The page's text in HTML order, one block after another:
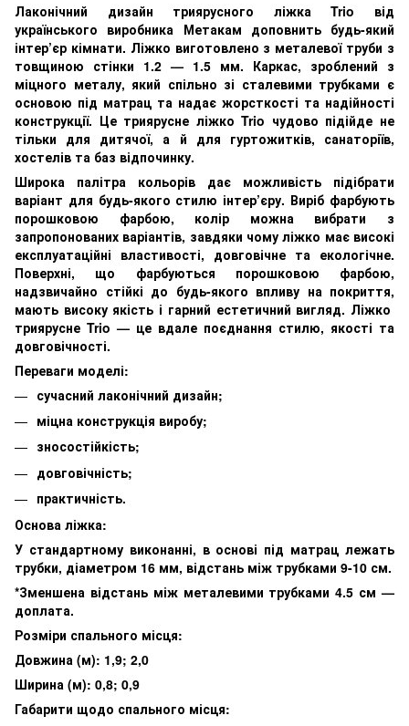
Лаконічний дизайн триярусного ліжка Trio від
українського виробника Метакам доповнить будь-який
інтер’єр кімнати. Ліжко виготовлено з металевої труби з
товщиною стінки 1.2 — 1.5 мм. Каркас, зроблений з
міцного металу, який спільно зі сталевими трубками є
основою під матрац та надає жорсткості та надійності
конструкції. Це триярусне ліжко Trio чудово підійде не
тільки для дитячої, а й для гуртожитків, санаторіїв,
хостелів та баз відпочинку.
Широка палітра кольорів дає можливість підібрати
варіант для будь-якого стилю інтер’єру. Виріб фарбують
порошковою фарбою, колір можна вибрати з
запропонованих варіантів, завдяки чому ліжко має високі
експлуатаційні властивості, довговічне та екологічне.
Поверхні, що фарбуються порошковою фарбою,
надзвичайно стійкі до будь-якого впливу на покриття,
мають високу якість і гарний естетичний вигляд. Ліжко
триярусне Trio — це вдале поєднання стилю, якості та
довговічності.
Переваги моделі:
сучасний лаконічний дизайн;
міцна конструкція виробу;
зносостійкість;
довговічність;
практичність.
Основа ліжка:
У стандартному виконанні, в основі під матрац лежать
трубки, діаметром 16 мм, відстань між трубками 9-10 см.
*Зменшена відстань між металевими трубками 4.5 см —
доплата.
Розміри спального місця:
Довжина (м): 1,9; 2,0
Ширина (м): 0,8; 0,9
Габарити щодо спального місця: